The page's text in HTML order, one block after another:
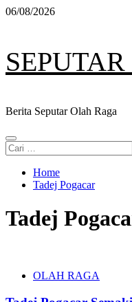
Skip
06/08/2026
Berita Seputar Olah Raga
Primary
Menu
Cari
untuk:
Home
Tadej Pogacar
Tadej
OLAH RAGA